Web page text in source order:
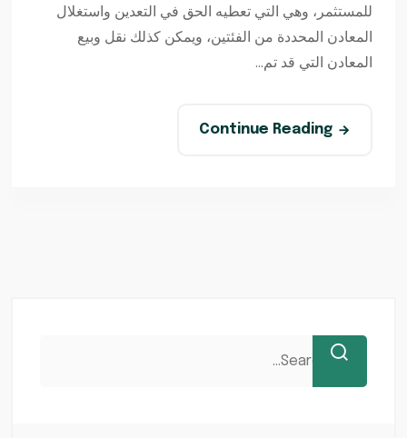
للمستثمر، وهي التي تعطيه الحق في التعدين واستغلال
المعادن المحددة من الفئتين، ويمكن كذلك نقل وبيع
المعادن التي قد تم...
Continue Reading